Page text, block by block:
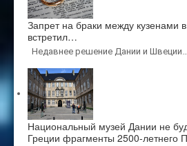
Запрет на браки между кузенами
встретил…
Недавнее решение Дании и Швеции…
Национальный музей Дании не
Греции фрагменты 2500-летнего